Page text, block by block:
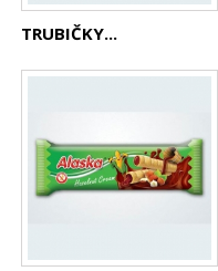
TRUBIČKY...